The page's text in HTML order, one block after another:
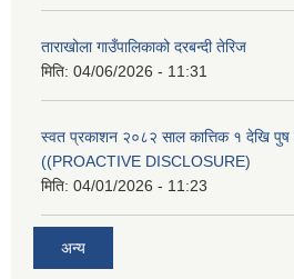
ताराखोला गाउँपालिकाको दरबन्दी तेरिज
मिति: 04/06/2026 - 11:31
स्वत प्रकाशन २०८२ साल कात्तिक १ देखि
((PROACTIVE DISCLOSURE)
मिति: 04/01/2026 - 11:23
अन्य